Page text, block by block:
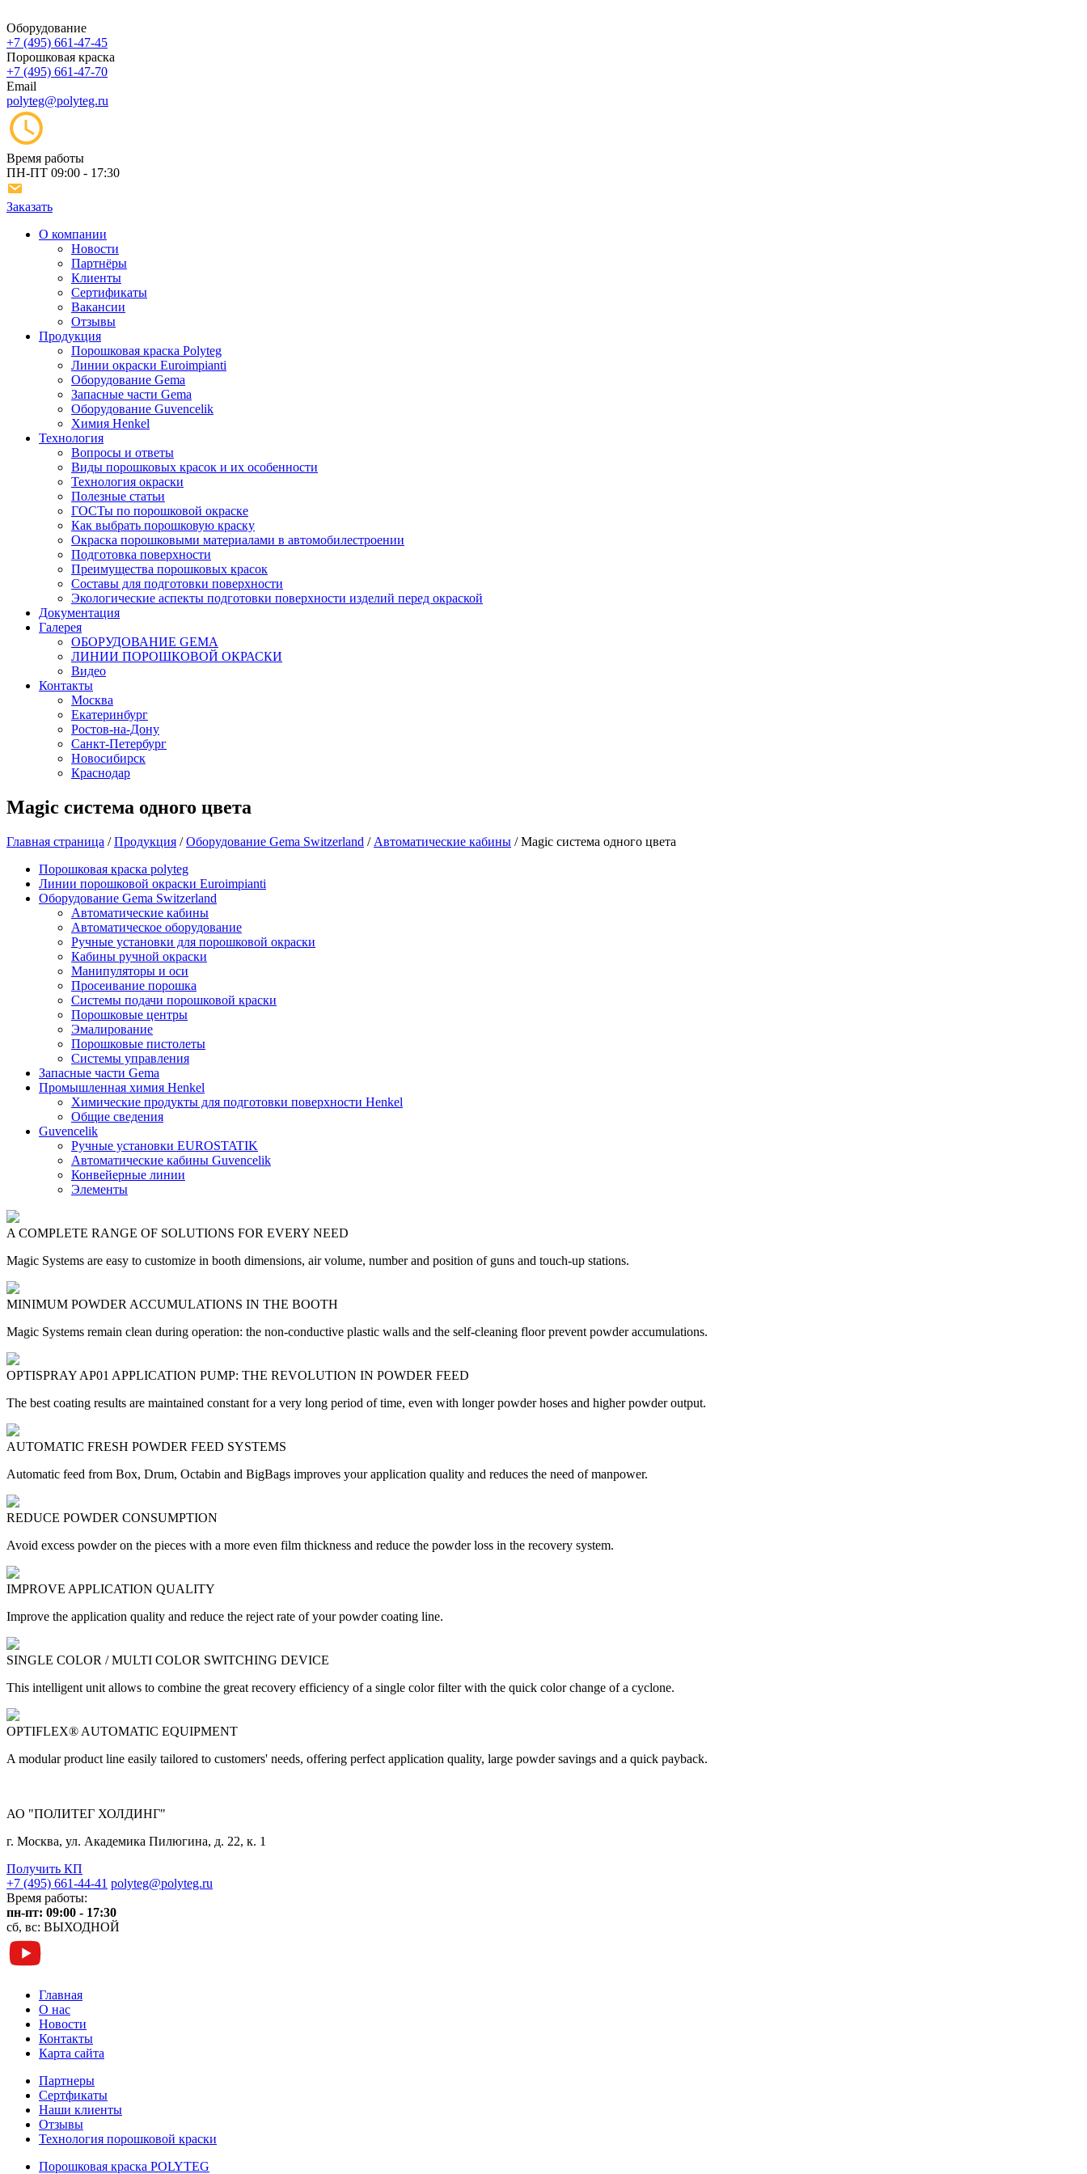
Оборудование
+7 (495) 661-47-45
Порошковая краска
+7 (495) 661-47-70
Email
polyteg@polyteg.ru
Время работы
ПН-ПТ 09:00 - 17:30
Заказать
О компании
Новости
Партнёры
Клиенты
Сертификаты
Вакансии
Отзывы
Продукция
Порошковая краска Polyteg
Линии окраски Euroimpianti
Оборудование Gema
Запасные части Gema
Оборудование Guvencelik
Химия Henkel
Технология
Вопросы и ответы
Виды порошковых красок и их особенности
Технология окраски
Полезные статьи
ГОСТы по порошковой окраске
Как выбрать порошковую краску
Окраска порошковыми материалами в автомобилестроении
Подготовка поверхности
Преимущества порошковых красок
Составы для подготовки поверхности
Экологические аспекты подготовки поверхности изделий перед окраской
Документация
Галерея
ОБОРУДОВАНИЕ GEMA
ЛИНИИ ПОРОШКОВОЙ ОКРАСКИ
Видео
Контакты
Москва
Екатеринбург
Ростов-на-Дону
Санкт-Петербург
Новосибирск
Краснодар
Magic система одного цвета
Главная страница /Продукция /Оборудование Gema Switzerland / Автоматические кабины /Magic система одного цвета
Порошковая краска polyteg
Линии порошковой окраски Euroimpianti
Оборудование Gema Switzerland
Автоматические кабины
Автоматическое оборудование
Ручные установки для порошковой окраски
Кабины ручной окраски
Манипуляторы и оси
Просеивание порошка
Системы подачи порошковой краски
Порошковые центры
Эмалирование
Порошковые пистолеты
Системы управления
Запасные части Gema
Промышленная химия Henkel
Химические продукты для подготовки поверхности Henkel
Общие сведения
Guvencelik
Ручные установки EUROSTATIK
Автоматические кабины Guvencelik
Конвейерные линии
Элементы
A COMPLETE RANGE OF SOLUTIONS FOR EVERY NEED
Magic Systems are easy to customize in booth dimensions, air volume, number and position of guns and touch-up stations.
MINIMUM POWDER ACCUMULATIONS IN THE BOOTH
Magic Systems remain clean during operation: the non-conductive plastic walls and the self-cleaning floor prevent powder accumulations.
OPTISPRAY AP01 APPLICATION PUMP: THE REVOLUTION IN POWDER FEED
The best coating results are maintained constant for a very long period of time, even with longer powder hoses and higher powder output.
AUTOMATIC FRESH POWDER FEED SYSTEMS
Automatic feed from Box, Drum, Octabin and BigBags improves your application quality and reduces the need of manpower.
REDUCE POWDER CONSUMPTION
Avoid excess powder on the pieces with a more even film thickness and reduce the powder loss in the recovery system.
IMPROVE APPLICATION QUALITY
Improve the application quality and reduce the reject rate of your powder coating line.
SINGLE COLOR / MULTI COLOR SWITCHING DEVICE
This intelligent unit allows to combine the great recovery efficiency of a single color filter with the quick color change of a cyclone.
OPTIFLEX® AUTOMATIC EQUIPMENT
A modular product line easily tailored to customers' needs, offering perfect application quality, large powder savings and a quick payback.
АО "ПОЛИТЕГ ХОЛДИНГ"
г. Москва, ул. Академика Пилюгина, д. 22, к. 1
Получить КП
+7 (495) 661-44-41 polyteg@polyteg.ru
Время работы:
пн-пт: 09:00 - 17:30
сб, вс: ВЫХОДНОЙ
Главная
О нас
Новости
Контакты
Карта сайта
Партнеры
Сертфикаты
Наши клиенты
Отзывы
Технология порошковой краски
Порошковая краска POLYTEG